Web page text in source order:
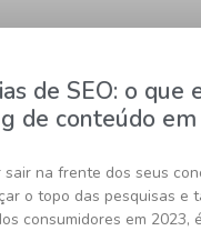
de SEO: o que
de conteúdo
sair na frente dos seus
o topo das pesquisas e
consumidores em 2023, é